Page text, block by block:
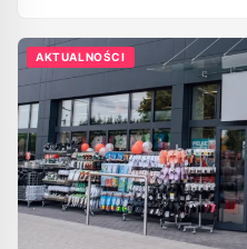
AKTUALNOŚCI